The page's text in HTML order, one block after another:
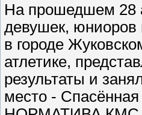
На прошедшем 28
девушек, юниоров
в городе
атлетике,
результаты и
место -